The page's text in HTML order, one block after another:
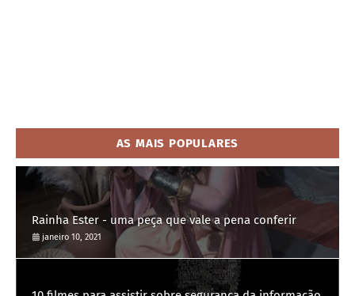
AS MAIS POPULARES
Rainha Ester - uma peça que vale a pena conferir
janeiro 10, 2021